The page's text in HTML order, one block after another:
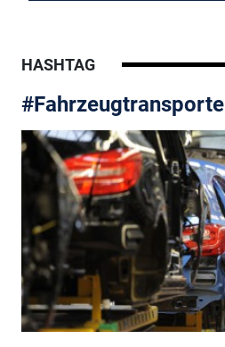
HASHTAG
#Fahrzeugtransporte